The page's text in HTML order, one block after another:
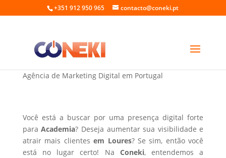
+351 912 950 965 contacto@coneki.pt
Criar site para Academia em Loures
Agência de Marketing Digital em Portugal
Você está a buscar por uma presença digital forte
paraAcademia? Deseja aumentar sua visibilidade e
atrair mais clientesem Loures? Se sim, então você
está no lugar certo! Na Coneki, entendemos a